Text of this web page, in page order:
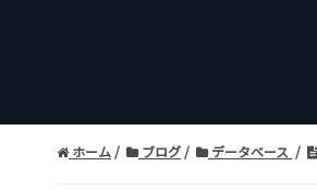
ホーム ブログ データベース